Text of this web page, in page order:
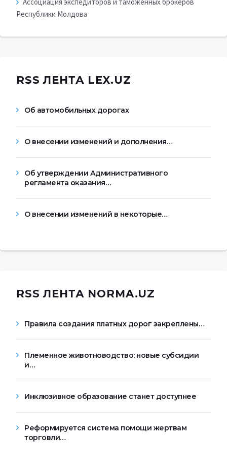
Республики Молдова
RSS ЛЕНТА LEX.UZ
Об автомобильных дорогах
О внесении изменений и дополнения…
Об утверждении Административного
регламента оказания…
О внесении изменений в некоторые…
RSS ЛЕНТА NORMA.UZ
Правила создания платных дорог закреплены…
Племенное животноводство: новые субсидии
и…
Инклюзивное образование станет доступнее
Реформируется система помощи жертвам
торговли…